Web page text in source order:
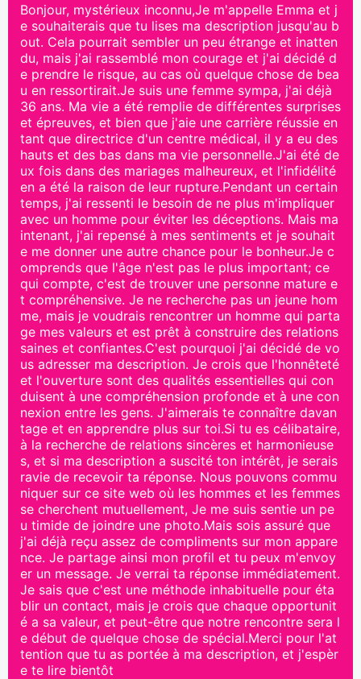
Bonjour, mystérieux inconnu,Je m'appelle Emma et j
e souhaiterais que tu lises ma description jusqu'au b
out. Cela pourrait sembler un peu étrange et inatten
du, mais j'ai rassemblé mon courage et j'ai décidé d
e prendre le risque, au cas où quelque chose de bea
u en ressortirait.Je suis une femme sympa, j'ai déjà
36 ans. Ma vie a été remplie de différentes surprises
et épreuves, et bien que j'aie une carrière réussie en
tant que directrice d'un centre médical, il y a eu des
hauts et des bas dans ma vie personnelle.J'ai été de
ux fois dans des mariages malheureux, et l'infidélité
en a été la raison de leur rupture.Pendant un certain
temps, j'ai ressenti le besoin de ne plus m'impliquer
avec un homme pour éviter les déceptions. Mais ma
intenant, j'ai repensé à mes sentiments et je souhait
e me donner une autre chance pour le bonheur.Je c
omprends que l'âge n'est pas le plus important; ce
qui compte, c'est de trouver une personne mature e
t compréhensive. Je ne recherche pas un jeune hom
me, mais je voudrais rencontrer un homme qui parta
ge mes valeurs et est prêt à construire des relations
saines et confiantes.C'est pourquoi j'ai décidé de vo
us adresser ma description. Je crois que l'honnêteté
et l'ouverture sont des qualités essentielles qui con
duisent à une compréhension profonde et à une con
nexion entre les gens. J'aimerais te connaître davan
tage et en apprendre plus sur toi.Si tu es célibataire,
à la recherche de relations sincères et harmonieuse
s, et si ma description a suscité ton intérêt, je serais
ravie de recevoir ta réponse. Nous pouvons commu
niquer sur ce site web où les hommes et les femmes
se cherchent mutuellement, Je me suis sentie un pe
u timide de joindre une photo.Mais sois assuré que
j'ai déjà reçu assez de compliments sur mon appare
nce. Je partage ainsi mon profil et tu peux m'envoy
er un message. Je verrai ta réponse immédiatement.
Je sais que c'est une méthode inhabituelle pour éta
blir un contact, mais je crois que chaque opportunit
é a sa valeur, et peut-être que notre rencontre sera l
e début de quelque chose de spécial.Merci pour l'at
tention que tu as portée à ma description, et j'espèr
e te lire bientôt